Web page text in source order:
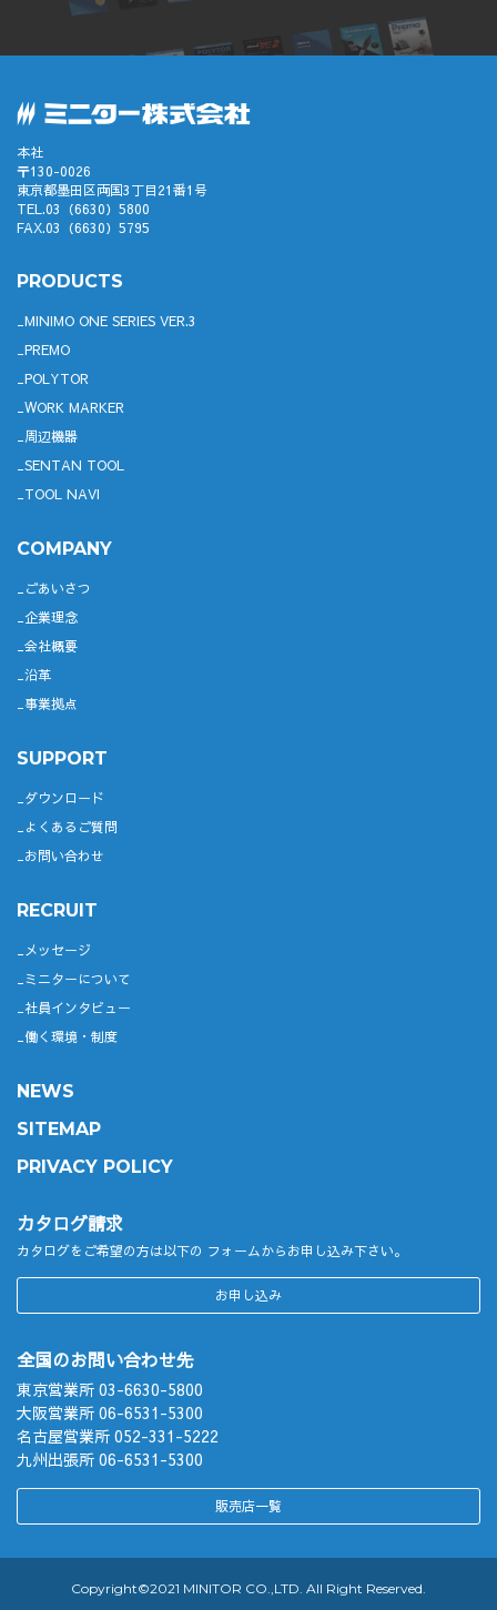
本社
〒130-0026
東京都墨田区両国3丁目21番1号
TEL.03（6630）5800
FAX.03（6630）5795
PRODUCTS
MINIMO ONE SERIES VER.3
PREMO
POLYTOR
WORK MARKER
周辺機器
SENTAN TOOL
TOOL NAVI
COMPANY
ごあいさつ
企業理念
会社概要
沿革
事業拠点
SUPPORT
ダウンロード
よくあるご質問
お問い合わせ
RECRUIT
メッセージ
ミニターについて
社員インタビュー
働く環境・制度
NEWS
SITEMAP
PRIVACY POLICY
カタログ請求
カタログをご希望の方は以下の フォームからお申し込み下さい。
お申し込み
全国のお問い合わせ先
東京営業所 03-6630-5800
大阪営業所 06-6531-5300
名古屋営業所 052-331-5222
九州出張所 06-6531-5300
販売店一覧
Copyright©︎2021 MINITOR CO.,LTD. All Right Reserved.